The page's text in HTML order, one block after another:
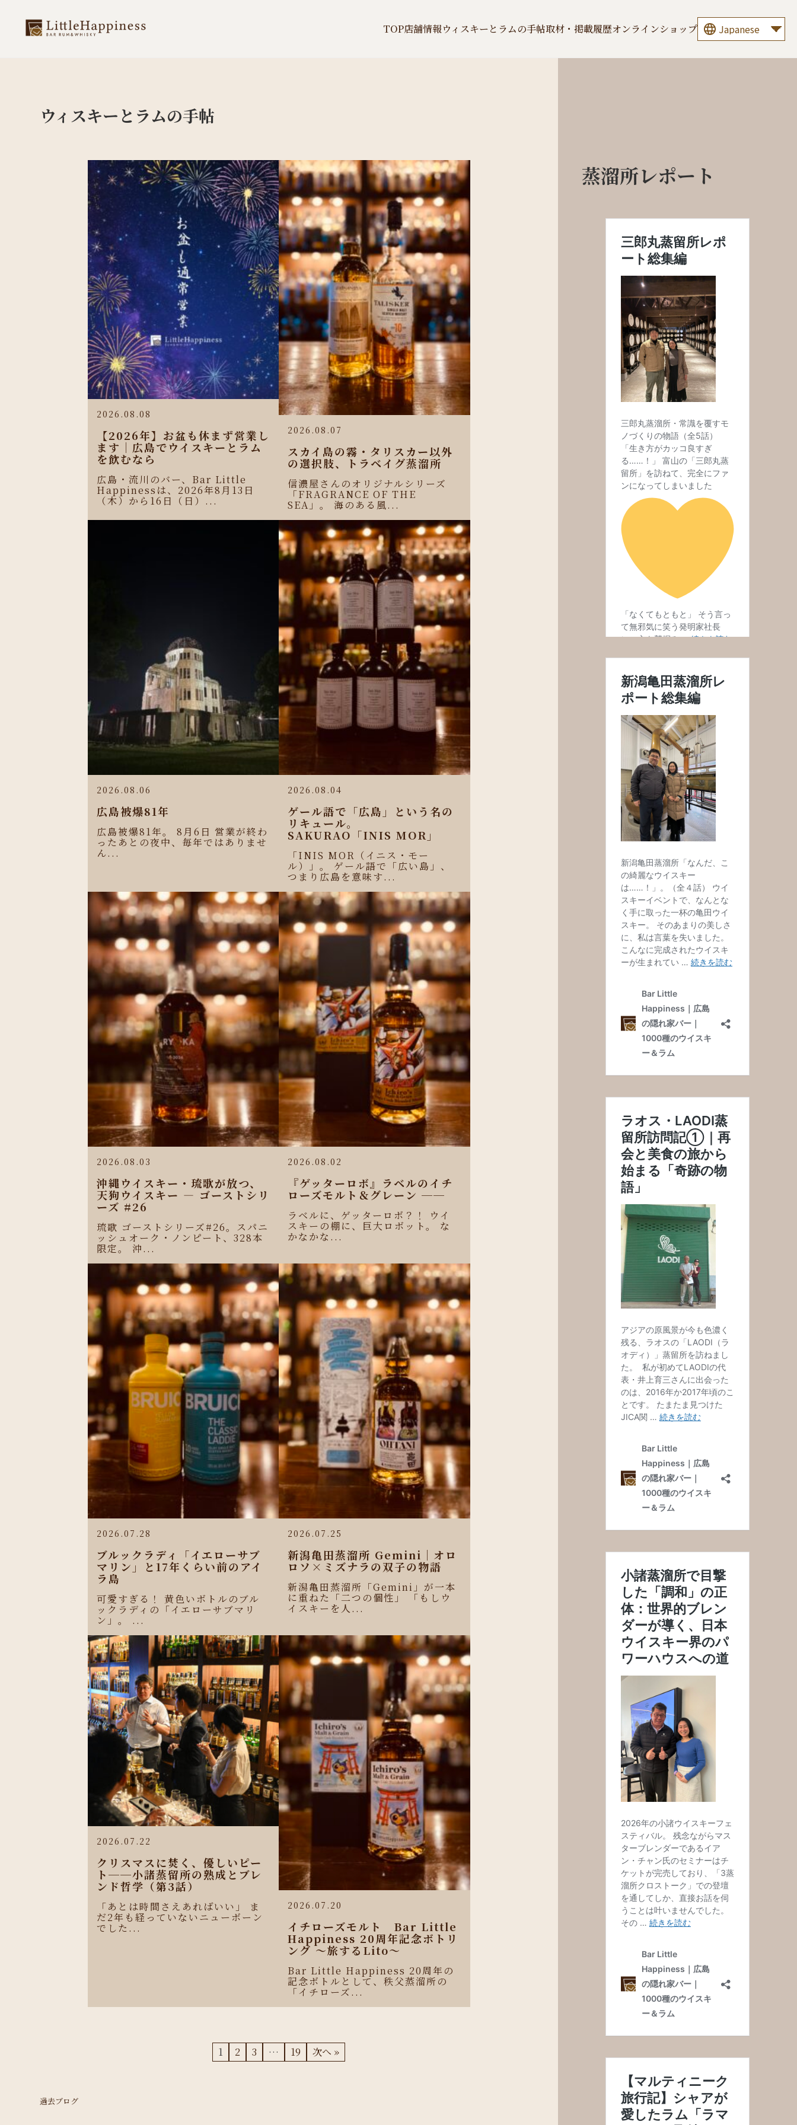
TOP店舗情報ウィスキーとラムの手帖取材・掲載履歴オンラインショップ
ウィスキーとラムの手帖
2026.08.08
【2026年】お盆も休まず営業し
ます｜広島でウイスキーとラム
を飲むなら
広島・流川のバー、Bar Little
Happinessは、2026年8月13日
（木）から16日（日）...
2026.08.07
スカイ島の霧・タリスカー以外
の選択肢、トラベイグ蒸溜所
信濃屋さんのオリジナルシリーズ
「FRAGRANCE OF THE
SEA」。 海のある風...
2026.08.06
広島被爆81年
広島被爆81年。 8月6日 営業が終わ
ったあとの夜中、毎年ではありませ
ん...
2026.08.04
ゲール語で「広島」という名の
リキュール。
SAKURAO「INIS MOR」
「INIS MOR（イニス・モー
ル）」。 ゲール語で「広い島」、
つまり広島を意味す...
2026.08.03
沖縄ウイスキー・琉歌が放つ、
天狗ウイスキー ― ゴーストシリ
ーズ #26
琉歌 ゴーストシリーズ#26。スパニ
ッシュオーク・ノンピート、328本
限定。 沖...
2026.08.02
『ゲッターロボ』ラベルのイチ
ローズモルト＆グレーン ──
ラベルに、ゲッターロボ？！ ウイ
スキーの棚に、巨大ロボット。 な
かなかな...
2026.07.28
ブルックラディ「イエローサブ
マリン」と17年くらい前のアイ
ラ島
可愛すぎる！ 黄色いボトルのブル
ックラディの「イエローサブマリ
ン」。 ...
2026.07.25
新潟亀田蒸溜所 Gemini｜オロ
ロソ×ミズナラの双子の物語
新潟亀田蒸溜所「Gemini」が一本
に重ねた「二つの個性」 「もしウ
イスキーを人...
2026.07.22
クリスマスに焚く、優しいピー
ト──小諸蒸留所の熟成とブレ
ンド哲学（第3話）
「あとは時間さえあればいい」 ま
だ2年も経っていないニューボーン
でした...
2026.07.20
イチローズモルト Bar Little
Happiness 20周年記念ボトリ
ング 〜旅するLito〜
Bar Little Happiness 20周年の
記念ボトルとして、秩父蒸溜所の
「イチローズ...
1 2 3 … 19 次へ »
過去ブログ
蒸溜所レポート